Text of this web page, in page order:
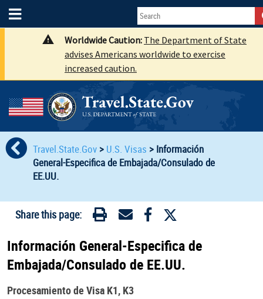
Worldwide Caution: The Department of State
advises Americans worldwide to exercise
increased caution.
Travel.State.Gov > U.S. Visas > Información
General-Especifica de Embajada/Consulado de
EE.UU.
Share this page:
Información General-Especifica de
Embajada/Consulado de EE.UU.
Procesamiento de Visa K1, K3